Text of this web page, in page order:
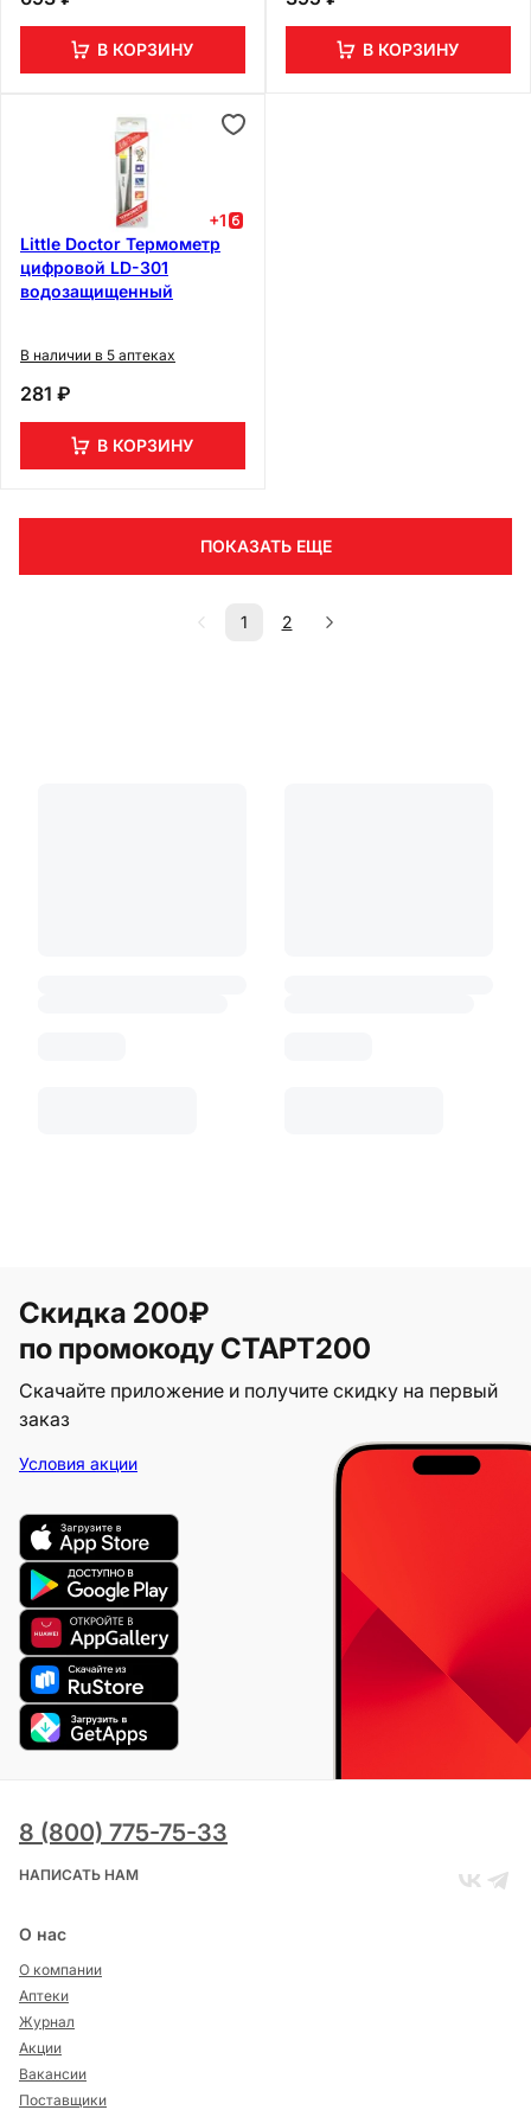
В КОРЗИНУ В КОРЗИНУ
+1
Little Doctor Термометр
цифровой LD-301
водозащищенный
В наличии в 5 аптеках
281 ₽
В КОРЗИНУ
ПОКАЗАТЬ ЕЩЕ
1 2
Скидка 200₽
по промокоду СТАРТ200
Скачайте приложение и получите скидку на первый
заказ
Условия акции
8 (800) 775-75-33
НАПИСАТЬ НАМ
О нас
О компании
Аптеки
Журнал
Акции
Вакансии
Поставщики